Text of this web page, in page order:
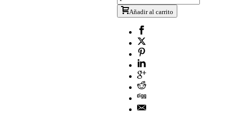
Añadir al carrito